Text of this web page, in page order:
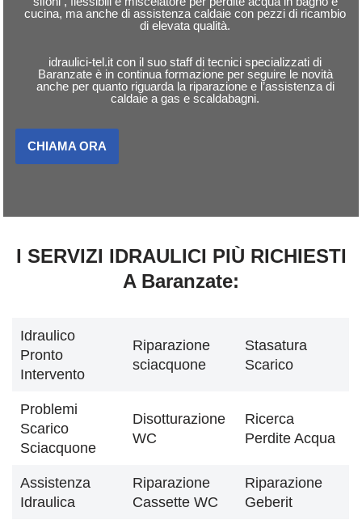
cucina, ma anche di assistenza caldaie con pezzi di ricambio
di elevata qualità.
idraulici-tel.it con il suo staff di tecnici specializzati di
Baranzate è in continua formazione per seguire le novità
anche per quanto riguarda la riparazione e l’assistenza di
caldaie a gas e scaldabagni.
CHIAMA ORA
I SERVIZI IDRAULICI PIÙ RICHIESTI
A Baranzate:
Idraulico
Pronto
Intervento
Riparazione
sciacquone
Stasatura
Scarico
Problemi
Scarico
Sciacquone
Disotturazione
WC
Ricerca
Perdite Acqua
Assistenza
Idraulica
Riparazione
Cassette WC
Riparazione
Geberit